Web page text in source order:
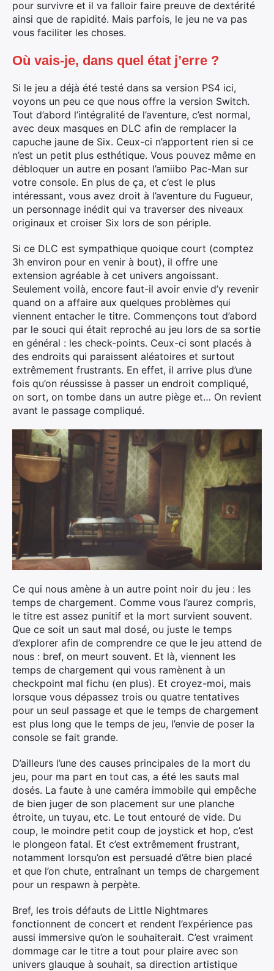
pour survivre et il va falloir faire preuve de dextérité
ainsi que de rapidité. Mais parfois, le jeu ne va pas
vous faciliter les choses.
Où vais-je, dans quel état j’erre ?
Si le jeu a déjà été testé dans sa version PS4 ici,
voyons un peu ce que nous offre la version Switch.
Tout d’abord l’intégralité de l’aventure, c’est normal,
avec deux masques en DLC afin de remplacer la
capuche jaune de Six. Ceux-ci n’apportent rien si ce
n’est un petit plus esthétique. Vous pouvez même en
débloquer un autre en posant l’amiibo Pac-Man sur
votre console. En plus de ça, et c’est le plus
intéressant, vous avez droit à l’aventure du Fugueur,
un personnage inédit qui va traverser des niveaux
originaux et croiser Six lors de son périple.
Si ce DLC est sympathique quoique court (comptez
3h environ pour en venir à bout), il offre une
extension agréable à cet univers angoissant.
Seulement voilà, encore faut-il avoir envie d’y revenir
quand on a affaire aux quelques problèmes qui
viennent entacher le titre. Commençons tout d’abord
par le souci qui était reproché au jeu lors de sa sortie
en général : les check-points. Ceux-ci sont placés à
des endroits qui paraissent aléatoires et surtout
extrêmement frustrants. En effet, il arrive plus d’une
fois qu’on réussisse à passer un endroit compliqué,
on sort, on tombe dans un autre piège et… On revient
avant le passage compliqué.
Ce qui nous amène à un autre point noir du jeu : les
temps de chargement. Comme vous l’aurez compris,
le titre est assez punitif et la mort survient souvent.
Que ce soit un saut mal dosé, ou juste le temps
d’explorer afin de comprendre ce que le jeu attend de
nous : bref, on meurt souvent. Et là, viennent les
temps de chargement qui vous ramènent à un
checkpoint mal fichu (en plus). Et croyez-moi, mais
lorsque vous dépassez trois ou quatre tentatives
pour un seul passage et que le temps de chargement
est plus long que le temps de jeu, l’envie de poser la
console se fait grande.
D’ailleurs l’une des causes principales de la mort du
jeu, pour ma part en tout cas, a été les sauts mal
dosés. La faute à une caméra immobile qui empêche
de bien juger de son placement sur une planche
étroite, un tuyau, etc. Le tout entouré de vide. Du
coup, le moindre petit coup de joystick et hop, c’est
le plongeon fatal. Et c’est extrêmement frustrant,
notamment lorsqu’on est persuadé d’être bien placé
et que l’on chute, entraînant un temps de chargement
pour un respawn à perpète.
Bref, les trois défauts de Little Nightmares
fonctionnent de concert et rendent l’expérience pas
aussi immersive qu’on le souhaiterait. C’est vraiment
dommage car le titre a tout pour plaire avec son
univers glauque à souhait, sa direction artistique